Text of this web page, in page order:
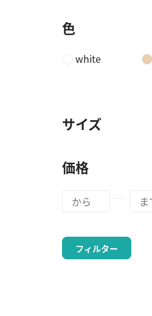
色
white
サイズ
価格
フィルター